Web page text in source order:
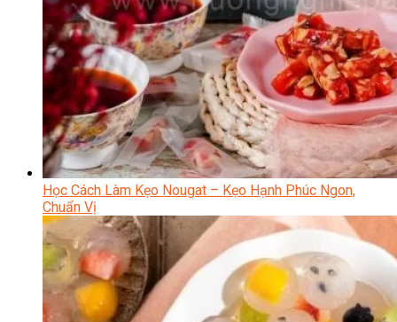
Học Cách Làm Kẹo Nougat – Kẹo Hạnh Phúc Ngon,
Chuẩn Vị